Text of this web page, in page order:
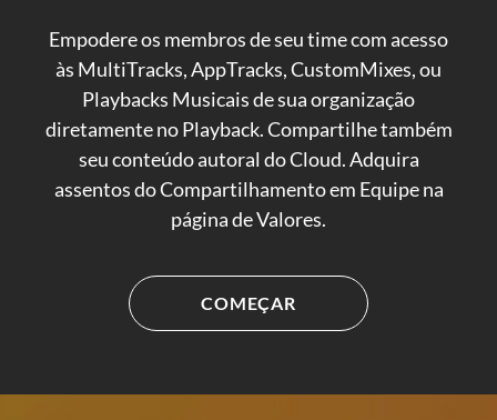
Empodere os membros de seu time com acesso
às MultiTracks, AppTracks, CustomMixes, ou
Playbacks Musicais de sua organização
diretamente no Playback. Compartilhe também
seu conteúdo autoral do Cloud. Adquira
assentos do Compartilhamento em Equipe na
página de Valores.
COMEÇAR